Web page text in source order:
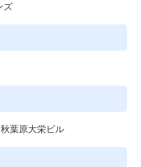
ズ
葉原大栄ビル